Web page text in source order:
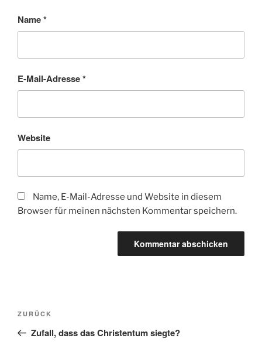
Name*
E-Mail-Adresse*
Website
Name, E-Mail-Adresse und Website in diesem
Browser für meinen nächsten Kommentar speichern.
Beitragsnavigation
Vorheriger
Beitrag
ZURÜCK
Zufall, dass das Christentum siegte?